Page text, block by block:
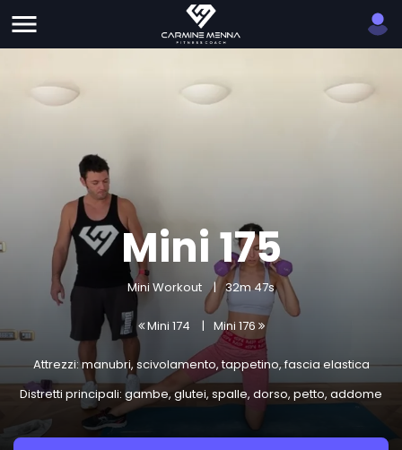
Mini 175
Mini Workout 32m 47s
Mini 174 Mini 176
Attrezzi: manubri, scivolamento, tappetino, fascia elastica
Distretti principali: gambe, glutei, spalle, dorso, petto, addome